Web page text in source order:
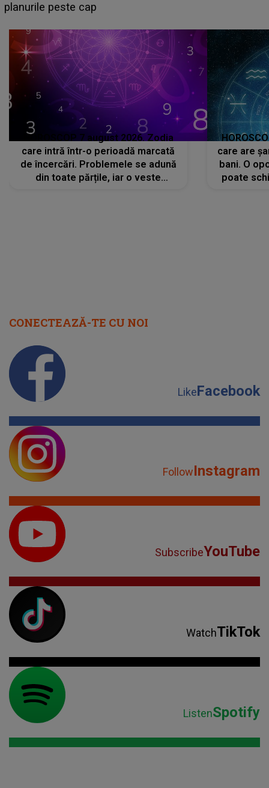
sa: "I-am spus și ei în față, eu nu te iubesc pentru
HOROSCOP 7 august 2026. Zodia
care intră într-o perioadă marcată
de încercări. Problemele se adună
din toate părțile, iar o veste
care are
bani. O
poate
CONECTEAZĂ-TE CU NOI
LikeFacebook
FollowInstagram
SubscribeYouTube
WatchTikTok
ListenSpotify